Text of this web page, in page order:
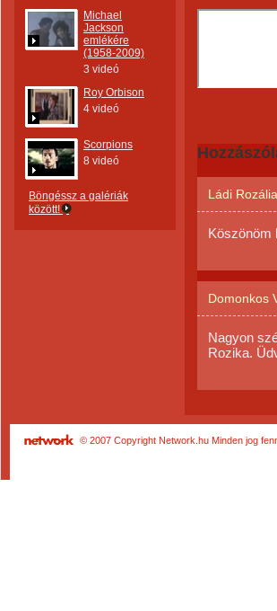
Michael
Jackson
emlékére
(1958-2009)
3 videó
Roy Orbison
4 videó
Scorpions
8 videó
Böngéssz a galériák
között!
Ládi Rozália
Köszönöm
Domonkos
Nagyon
Rozika.
© 2007 Copyright Network.hu Minden jog